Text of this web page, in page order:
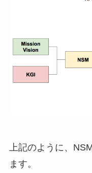
上記のように、
ます。